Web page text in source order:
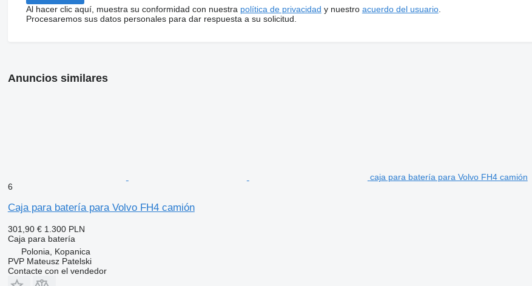
Al hacer clic aquí, muestra su conformidad con nuestra política de privacidad y nuestro acuerdo del usuario.
Procesaremos sus datos personales para dar respuesta a su solicitud.
Anuncios similares
caja para batería para Volvo FH4 camión
6
Caja para batería para Volvo FH4 camión
301,90 € 1.300 PLN
Caja para batería
Polonia, Kopanica
PVP Mateusz Patelski
Contacte con el vendedor